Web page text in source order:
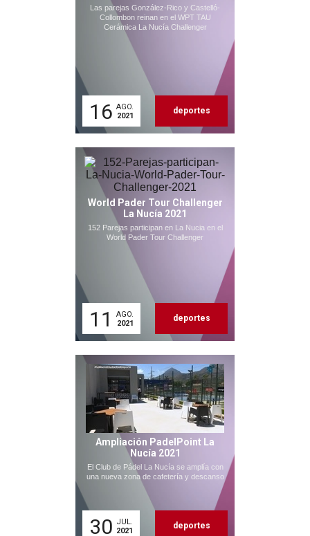
Las parejas González-Rico y Castelló-
Collombon reinan en el WPT TAU
Cerámica La Nucía Challenger
16 AGO.
2021
deportes
World Pader Tour Challenger
La Nucía 2021
152 Parejas participan en La Nucia en el
World Pader Tour Challenger
11
AGO.
2021
deportes
Ampliación PadelPoint La
Nucía 2021
El Club de Pádel La Nucía se amplía con
una nueva zona de cafetería y descanso
30 JUL.
2021
deportes